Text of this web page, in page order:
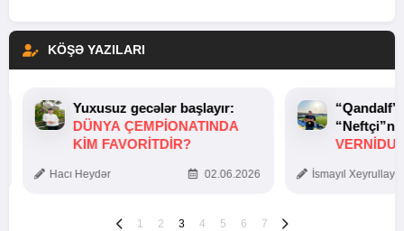
KÖŞƏ YAZILARI
Yuxusuz gecələr başlayır:
DÜNYA ÇEMPIONATINDA
KIM FAVORITDIR?
Hacı Heydər 02.06.2026 İsmayıl
1 2 3 4 5 6 7